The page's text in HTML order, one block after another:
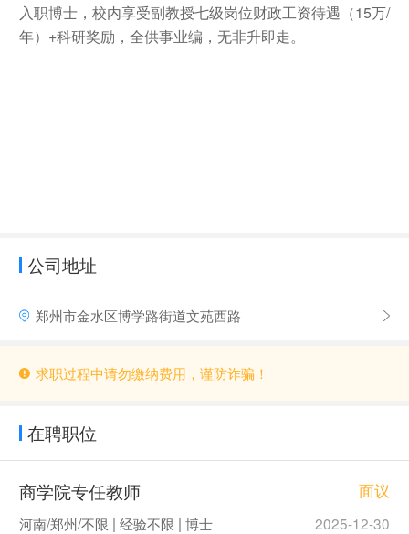
入职博士，校内享受副教授七级岗位财政工资待遇（15万/
年） +科研奖励，全供事业编，无非升即走。
公司地址
郑州市金水区博学路街道文苑西路
求职过程中请勿缴纳费用，谨防诈骗！
在聘职位
商学院专任教师 面议
河南/郑州/不限 | 经验不限 | 博士 2025-12-30